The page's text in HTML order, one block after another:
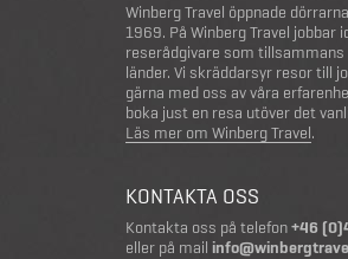
Winberg Travel öppnade
1969. På Winberg Travel jobbar
reserådgivare som
länder. Vi skräddarsyr resor till
gärna med oss av våra
boka just en resa utöver det
Läs mer om Winberg Travel.
KONTAKTA OSS
Kontakta oss på telefon+46
eller på mail